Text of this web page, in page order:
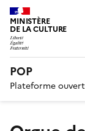
MINISTÈRE
DE LA CULTURE
POP
Plateforme